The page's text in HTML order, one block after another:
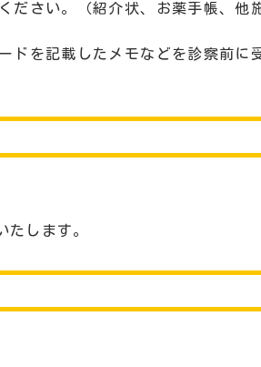
ださい。（紹介状、お薬手帳、他
ドを記載したメモなどを診察前に
します。